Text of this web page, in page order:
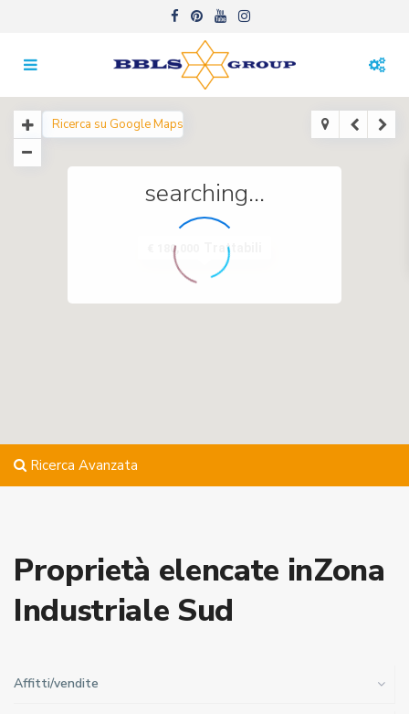
€ 180,000 Trattabili
searching...
Ricerca Avanzata
Proprietà elencate inZona
Industriale Sud
Affitti/vendite